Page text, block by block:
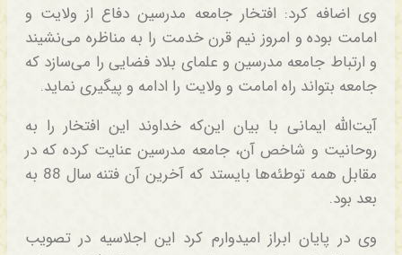
وی اضافه کرد: افتخار جامعه مدرسین دفاع از ولایت و
امامت بوده و امروز نیم قرن خدمت را به مناظره می‌نشیند
و ارتباط جامعه مدرسین و علمای بلاد فضایی را می‌سازد که
جامعه بتواند راه امامت و ولایت را ادامه و پیگیری نماید.
آیت‌الله ایمانی با بیان این‌که خداوند این افتخار را به
روحانیت و شاخص آن، جامعه مدرسین عنایت کرده که در
مقابل همه توطئه‌ها بایستد که آخرین آن فتنه سال 88 به
بعد بود.
وی در پایان ابراز امیدوارم کرد این اجلاسیه در تصویب